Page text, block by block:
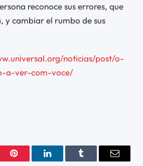
reconoce sus errores, que
y cambiar el rumbo de sus
noticias/post/o-
a-ver-com-voce/
Pinterest LinkedInTumblr Email